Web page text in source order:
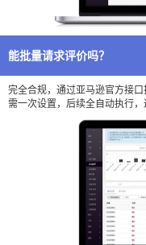
能批量请求评价吗？
完全合规，通过亚马逊官方接
需一次设置，后续全自动执行